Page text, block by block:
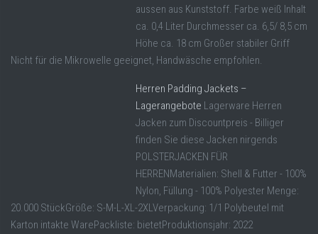
aussen aus Kunststoff. Farbe weiß Inhalt
ca. 0,4 Liter Durchmesser ca. 6,5/ 8,5 cm
Höhe ca. 18 cm Großer stabiler Griff
Nicht für die Mikrowelle geeignet, Handwäsche empfohlen.
Herren Padding Jackets –
Lagerangebote Lagerware Herren
Jacken zum Discountpreis - Billiger
finden Sie diese Jacken nirgends
POLSTERJACKEN FÜR
HERRENMaterialien: Shell & Futter - 100%
Nylon, Füllung - 100% Polyester Menge:
20.000 StückGröße: S-M-L-XL-2XLVerpackung: 1/1 Polybeutel mit
Karton intakte WarePackliste: bietetProduktionsjahr: 2022